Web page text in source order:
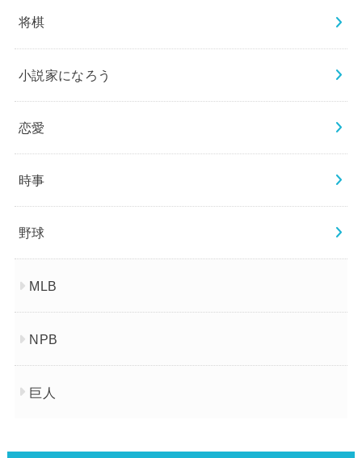
将棋
小説家になろう
恋愛
時事
野球
MLB
NPB
巨人